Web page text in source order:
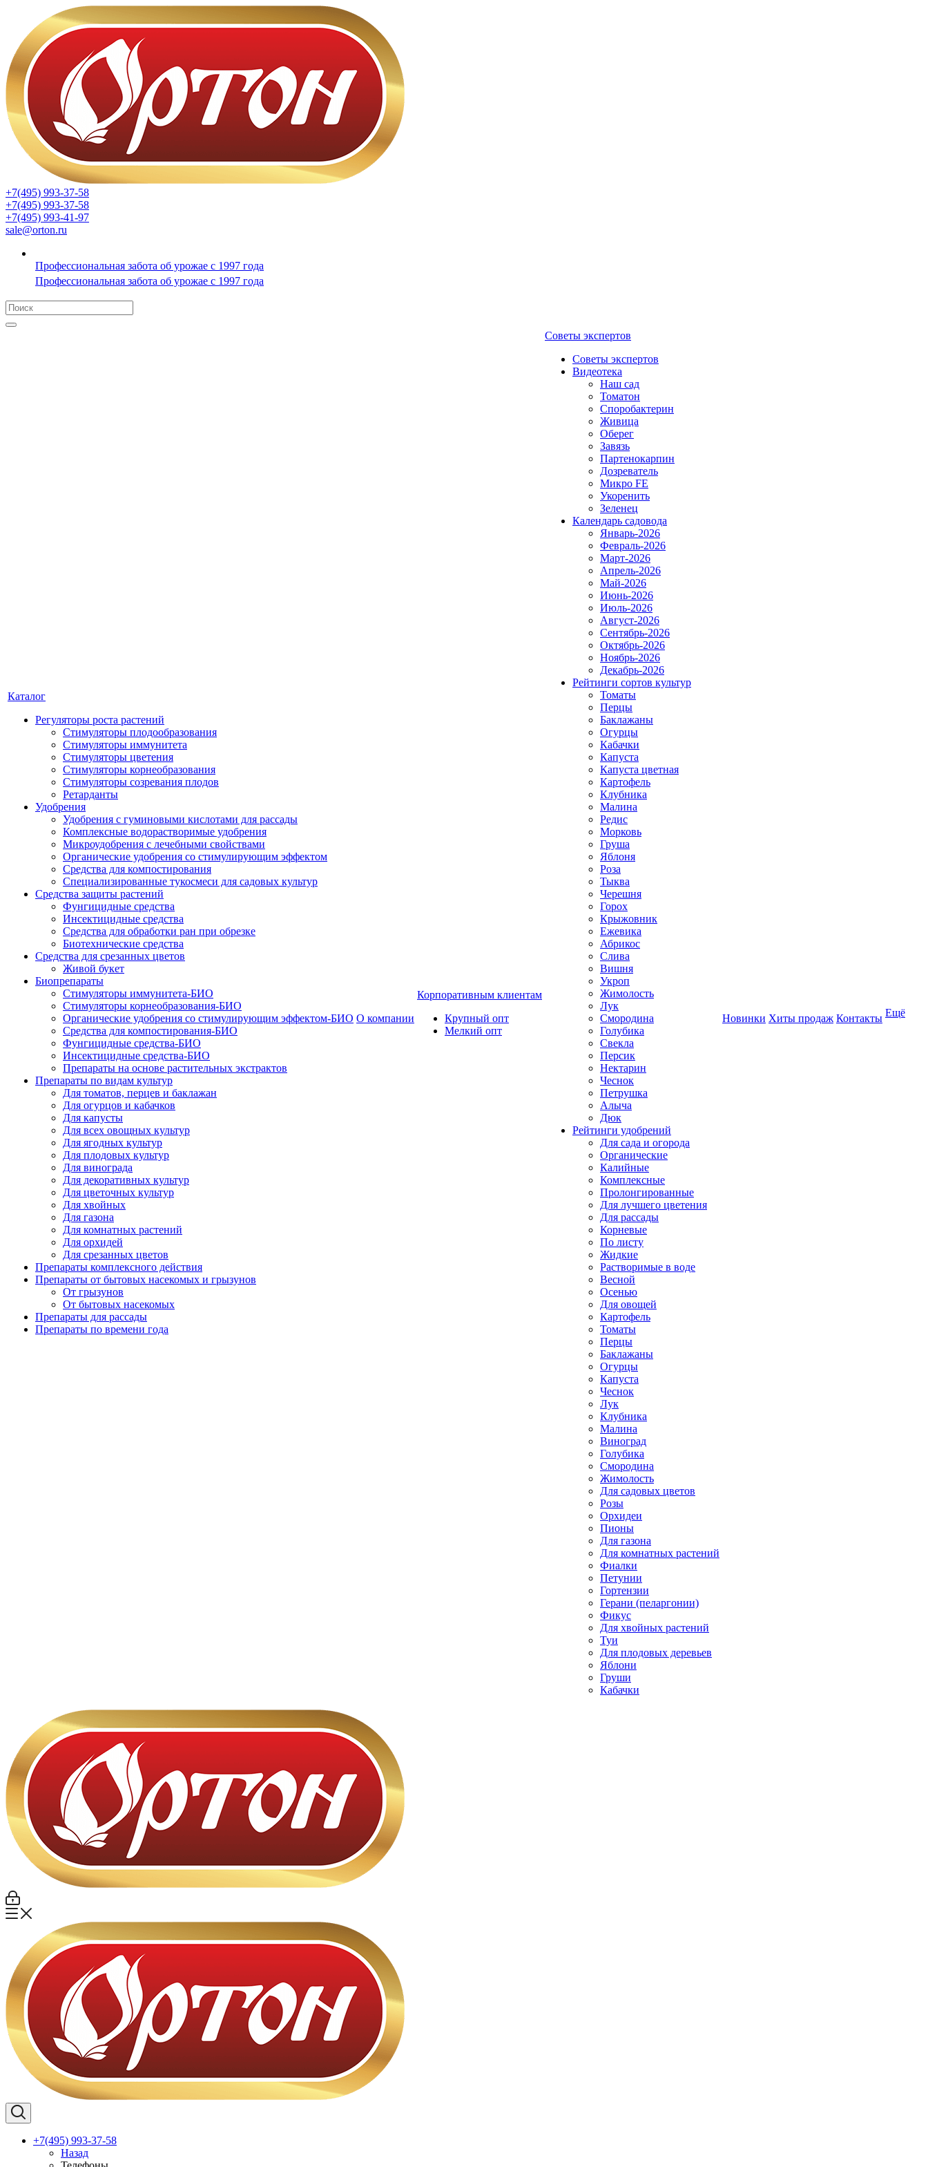
+7(495) 993-37-58
+7(495) 993-37-58
+7(495) 993-41-97
sale@orton.ru
Профессиональная забота об урожае с 1997 года
Профессиональная забота об урожае с 1997 года
Каталог
Регуляторы роста растений
Стимуляторы плодообразования
Стимуляторы иммунитета
Стимуляторы цветения
Стимуляторы корнеобразования
Стимуляторы созревания плодов
Ретарданты
Удобрения
Удобрения с гуминовыми кислотами для рассады
Комплексные водорастворимые удобрения
Микроудобрения с лечебными свойствами
Органические удобрения со стимулирующим эффектом
Средства для компостирования
Специализированные тукосмеси для садовых культур
Средства защиты растений
Фунгицидные средства
Инсектицидные средства
Средства для обработки ран при обрезке
Биотехнические средства
Средства для срезанных цветов
Живой букет
Биопрепараты
Стимуляторы иммунитета-БИО
Стимуляторы корнеобразования-БИО
Органические удобрения со стимулирующим эффектом-БИО
Средства для компостирования-БИО
Фунгицидные средства-БИО
Инсектицидные средства-БИО
Препараты на основе растительных экстрактов
Препараты по видам культур
Для томатов, перцев и баклажан
Для огурцов и кабачков
Для капусты
Для всех овощных культур
Для ягодных культур
Для плодовых культур
Для винограда
Для декоративных культур
Для цветочных культур
Для хвойных
Для газона
Для комнатных растений
Для орхидей
Для срезанных цветов
Препараты комплексного действия
Препараты от бытовых насекомых и грызунов
От грызунов
От бытовых насекомых
Препараты для рассады
Препараты по времени года
О компании
Корпоративным клиентам
Крупный опт
Мелкий опт
Советы экспертов
Советы экспертов
Видеотека
Наш сад
Томатон
Споробактерин
Живица
Оберег
Завязь
Партенокарпин
Дозреватель
Микро FE
Укоренить
Зеленец
Календарь садовода
Январь-2026
Февраль-2026
Март-2026
Апрель-2026
Май-2026
Июнь-2026
Июль-2026
Август-2026
Сентябрь-2026
Октябрь-2026
Ноябрь-2026
Декабрь-2026
Рейтинги сортов культур
Томаты
Перцы
Баклажаны
Огурцы
Кабачки
Капуста
Капуста цветная
Картофель
Клубника
Малина
Редис
Морковь
Груша
Яблоня
Роза
Тыква
Черешня
Горох
Крыжовник
Ежевика
Абрикос
Слива
Вишня
Укроп
Жимолость
Лук
Смородина
Голубика
Свекла
Персик
Нектарин
Чеснок
Петрушка
Алыча
Дюк
Рейтинги удобрений
Для сада и огорода
Органические
Калийные
Комплексные
Пролонгированные
Для лучшего цветения
Для рассады
Корневые
По листу
Жидкие
Растворимые в воде
Весной
Осенью
Для овощей
Картофель
Томаты
Перцы
Баклажаны
Огурцы
Капуста
Чеснок
Лук
Клубника
Малина
Виноград
Голубика
Смородина
Жимолость
Для садовых цветов
Розы
Орхидеи
Пионы
Для газона
Для комнатных растений
Фиалки
Петунии
Гортензии
Герани (пеларгонии)
Фикус
Для хвойных растений
Туи
Для плодовых деревьев
Яблони
Груши
Кабачки
Новинки Хиты продаж Контакты Ещё
+7(495) 993-37-58
Назад